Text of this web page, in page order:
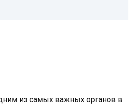
из самых важных органов в